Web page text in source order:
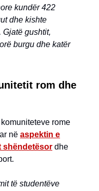
kundër 422
dhe kishte
Gjatë gushtit,
burgu dhe katër
rom dhe
rome
në aspektin e
shëndetësor dhe
të studentëve